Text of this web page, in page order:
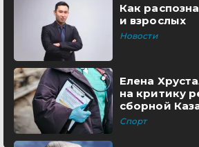
Как
и взрослых
Новости
Елена
на критику
сборной
Спорт